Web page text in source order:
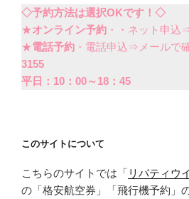
◇予約方法は選択OKです！◇
★オンライン予約 ・・ネット申込
★電話予約 ・電話申込⇒メールで
3155
平日：10：00～18：45
このサイトについて
こちらのサイトでは「 リバティウ
の「格安航空券」「飛行機予約」